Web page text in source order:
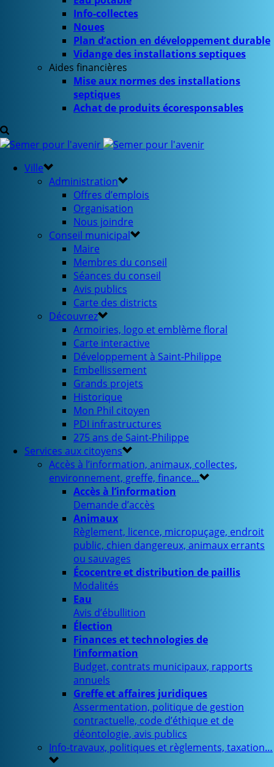
Info-collectes
Noues
Plan d’action en développement durable
Vidange des installations septiques
Aides financières
Mise aux normes des installations
septiques
Achat de produits écoresponsables
Ville
Administration
Offres d’emplois
Organisation
Nous joindre
Conseil municipal
Maire
Membres du conseil
Séances du conseil
Avis publics
Carte des districts
Découvrez
Armoiries, logo et emblème floral
Carte interactive
Développement à Saint-Philippe
Embellissement
Grands projets
Historique
Mon Phil citoyen
PDI infrastructures
275 ans de Saint-Philippe
Services aux citoyens
Accès à l’information, animaux, collectes,
environnement, greffe, finance…
Accès à l’information
Demande d’accès
Animaux
Règlement, licence, micropuçage, endroit
public, chien dangereux, animaux errants
ou sauvages
Écocentre et distribution de paillis
Modalités
Eau
Avis d’ébullition
Élection
Finances et technologies de
l’information
Budget, contrats municipaux, rapports
annuels
Greffe et affaires juridiques
Assermentation, politique de gestion
contractuelle, code d’éthique et de
déontologie, avis publics
Info-travaux, politiques et règlements, taxation…